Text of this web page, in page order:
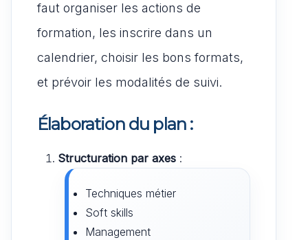
faut organiser les actions de
formation, les inscrire dans un
calendrier, choisir les bons formats,
et prévoir les modalités de suivi.
Élaboration du plan :
Structuration par axes :
Techniques métier
Soft skills
Management